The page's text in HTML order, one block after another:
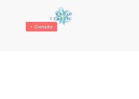
Онлайн